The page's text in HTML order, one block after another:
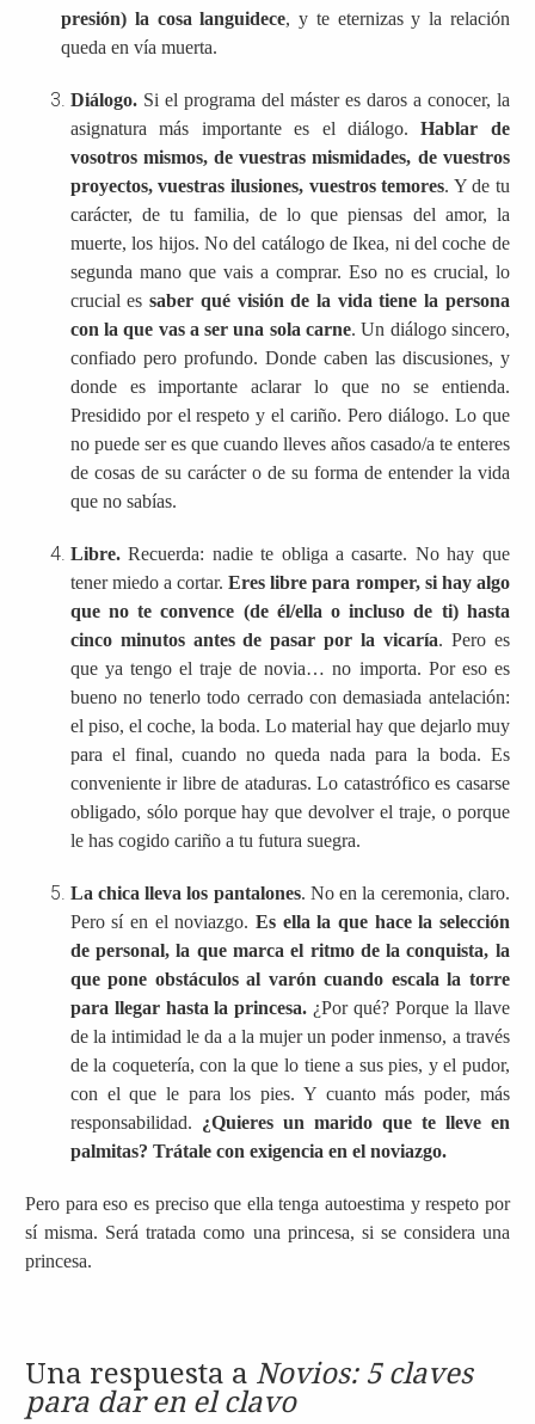
presión) la cosa languidece, y te eternizas y la relación
queda en vía muerta.
Diálogo.Si el programa del máster es daros a conocer, la
asignatura más importante es el diálogo.Hablar de
vosotros mismos, de vuestras mismidades, de vuestros
proyectos, vuestras ilusiones, vuestros temores. Y de tu
carácter, de tu familia, de lo que piensas del amor, la
muerte, los hijos. No del catálogo de Ikea, ni del coche de
segunda mano que vais a comprar. Eso no es crucial, lo
crucial essaber qué visión de la vida tiene la persona
con la que vas a ser una sola carne. Un diálogo sincero,
confiado pero profundo. Donde caben las discusiones, y
donde es importante aclarar lo que no se entienda.
Presidido por el respeto y el cariño. Pero diálogo. Lo que
no puede ser es que cuando lleves años casado/a te enteres
de cosas de su carácter o de su forma de entender la vida
que no sabías.
Libre.Recuerda: nadie te obliga a casarte. No hay que
tener miedo a cortar.Eres libre para romper, si hay algo
que no te convence (de él/ella o incluso de ti) hasta
cinco minutos antes de pasar por la vicaría. Pero es
que ya tengo el traje de novia… no importa. Por eso es
bueno no tenerlo todo cerrado con demasiada antelación:
el piso, el coche, la boda. Lo material hay que dejarlo muy
para el final, cuando no queda nada para la boda. Es
conveniente ir libre de ataduras. Lo catastrófico es casarse
obligado, sólo porque hay que devolver el traje, o porque
le has cogido cariño a tu futura suegra.
La chica lleva los pantalones. No en la ceremonia, claro.
Pero sí en el noviazgo. Es ella la que hace la selección
de personal, la que marca el ritmo de la conquista, la
que pone obstáculos al varón cuando escala la torre
para llegar hasta la princesa. ¿Por qué? Porque la llave
de la intimidad le da a la mujer un poder inmenso, a través
de la coquetería, con la que lo tiene a sus pies, y el pudor,
con el que le para los pies. Y cuanto más poder, más
responsabilidad. ¿Quieres un marido que te lleve en
palmitas? Trátale con exigencia en el noviazgo.
Pero para eso es preciso que ella tenga autoestima y respeto por
sí misma. Será tratada como una princesa, si se considera una
princesa.
Una respuesta a Novios: 5 claves
para dar en el clavo